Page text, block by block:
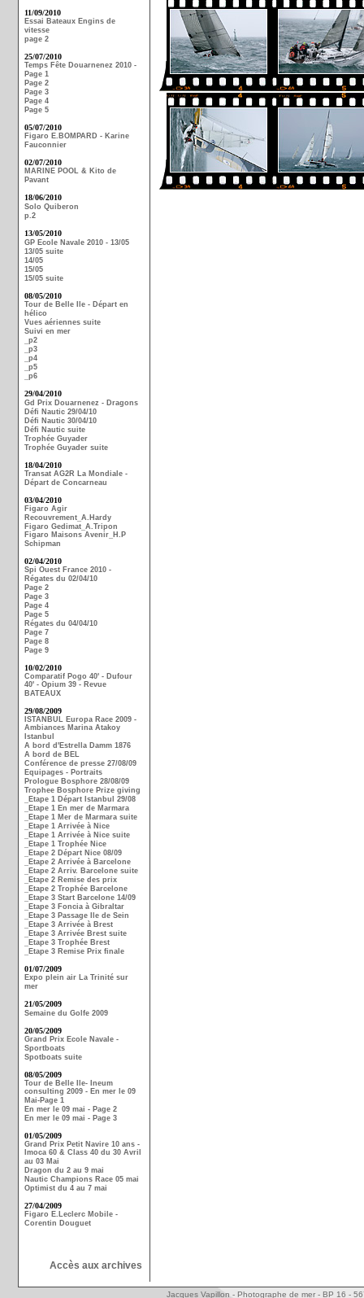
11/09/2010
Essai Bateaux Engins de
vitesse
page 2
25/07/2010
Temps Fête Douarnenez 2010 -
Page 1
Page 2
Page 3
Page 4
Page 5
05/07/2010
Figaro E.BOMPARD - Karine
Fauconnier
02/07/2010
MARINE POOL & Kito de
Pavant
18/06/2010
Solo Quiberon
p.2
13/05/2010
GP Ecole Navale 2010 - 13/05
13/05 suite
14/05
15/05
15/05 suite
08/05/2010
Tour de Belle Ile - Départ en
hélico
Vues aériennes suite
Suivi en mer
_p2
_p3
_p4
_p5
_p6
29/04/2010
Gd Prix Douarnenez - Dragons
Défi Nautic 29/04/10
Défi Nautic 30/04/10
Défi Nautic suite
Trophée Guyader
Trophée Guyader suite
18/04/2010
Transat AG2R La Mondiale -
Départ de Concarneau
03/04/2010
Figaro Agir
Recouvrement_A.Hardy
Figaro Gedimat_A.Tripon
Figaro Maisons Avenir_H.P
Schipman
02/04/2010
Spi Ouest France 2010 -
Régates du 02/04/10
Page 2
Page 3
Page 4
Page 5
Régates du 04/04/10
Page 7
Page 8
Page 9
10/02/2010
Comparatif Pogo 40' - Dufour
40' - Opium 39 - Revue
BATEAUX
29/08/2009
ISTANBUL Europa Race 2009 -
Ambiances Marina Atakoy
Istanbul
A bord d'Estrella Damm 1876
A bord de BEL
Conférence de presse 27/08/09
Equipages - Portraits
Prologue Bosphore 28/08/09
Trophee Bosphore Prize giving
_Etape 1 Départ Istanbul 29/08
_Etape 1 En mer de Marmara
_Etape 1 Mer de Marmara suite
_Etape 1 Arrivée à Nice
_Etape 1 Arrivée à Nice suite
_Etape 1 Trophée Nice
_Etape 2 Départ Nice 08/09
_Etape 2 Arrivée à Barcelone
_Etape 2 Arriv. Barcelone suite
_Etape 2 Remise des prix
_Etape 2 Trophée Barcelone
_Etape 3 Start Barcelone 14/09
_Etape 3 Foncia à Gibraltar
_Etape 3 Passage Ile de Sein
_Etape 3 Arrivée à Brest
_Etape 3 Arrivée Brest suite
_Etape 3 Trophée Brest
_Etape 3 Remise Prix finale
01/07/2009
Expo plein air La Trinité sur
mer
21/05/2009
Semaine du Golfe 2009
20/05/2009
Grand Prix Ecole Navale -
Sportboats
Spotboats suite
08/05/2009
Tour de Belle Ile- Ineum
consulting 2009 - En mer le 09
Mai-Page 1
En mer le 09 mai - Page 2
En mer le 09 mai - Page 3
01/05/2009
Grand Prix Petit Navire 10 ans -
Imoca 60 & Class 40 du 30 Avril
au 03 Mai
Dragon du 2 au 9 mai
Nautic Champions Race 05 mai
Optimist du 4 au 7 mai
27/04/2009
Figaro E.Leclerc Mobile -
Corentin Douguet
Accès aux archives
Jacques Vapillon - Photographe de mer - BP 16 -